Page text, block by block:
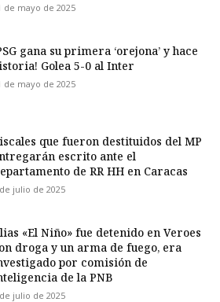
de mayo de 2025
gana su primera ‘orejona’ y hace
Golea 5-0 al Inter
de mayo de 2025
que fueron destituidos del MP
escrito ante el
de RR HH en Caracas
julio de 2025
«El Niño» fue detenido en Veroes
droga y un arma de fuego, era
por comisión de
de la PNB
julio de 2025